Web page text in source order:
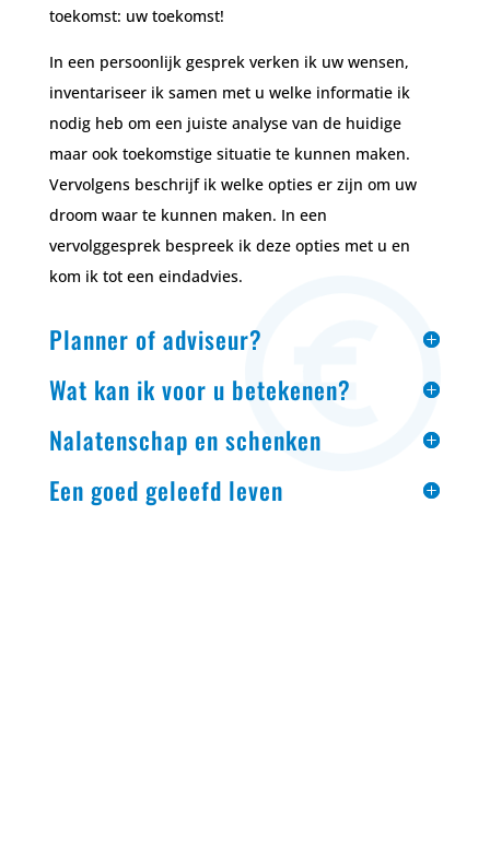
toekomst: uw toekomst!
In een persoonlijk gesprek verken ik uw wensen,
inventariseer ik samen met u welke informatie ik
nodig heb om een juiste analyse van de huidige
maar ook toekomstige situatie te kunnen maken.
Vervolgens beschrijf ik welke opties er zijn om uw
droom waar te kunnen maken. In een
vervolggesprek bespreek ik deze opties met u en
kom ik tot een eindadvies.
Planner of adviseur?
Wat kan ik voor u betekenen?
Nalatenschap en schenken
Een goed geleefd leven